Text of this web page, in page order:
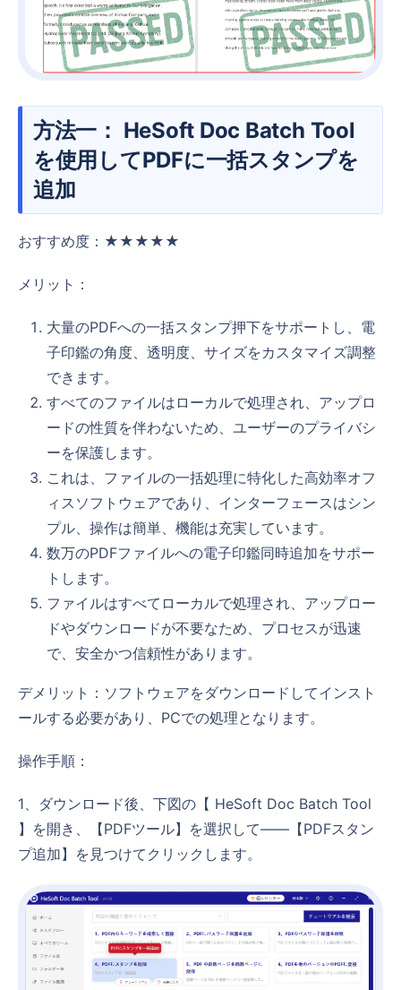
方法一： HeSoft Doc Batch Tool
を使用してPDFに一括スタンプを
追加
おすすめ度：★★★★★
メリット：
大量のPDFへの一括スタンプ押下をサポートし、電
子印鑑の角度、透明度、サイズをカスタマイズ調整
できます。
すべてのファイルはローカルで処理され、アップロ
ードの性質を伴わないため、ユーザーのプライバシ
ーを保護します。
これは、ファイルの一括処理に特化した高効率オフ
ィスソフトウェアであり、インターフェースはシン
プル、操作は簡単、機能は充実しています。
数万のPDFファイルへの電子印鑑同時追加をサポー
トします。
ファイルはすべてローカルで処理され、アップロー
ドやダウンロードが不要なため、プロセスが迅速
で、安全かつ信頼性があります。
デメリット：ソフトウェアをダウンロードしてインスト
ールする必要があり、PCでの処理となります。
操作手順：
1、ダウンロード後、下図の【 HeSoft Doc Batch Tool
】を開き、【PDFツール】を選択して——【PDFスタン
プ追加】を見つけてクリックします。